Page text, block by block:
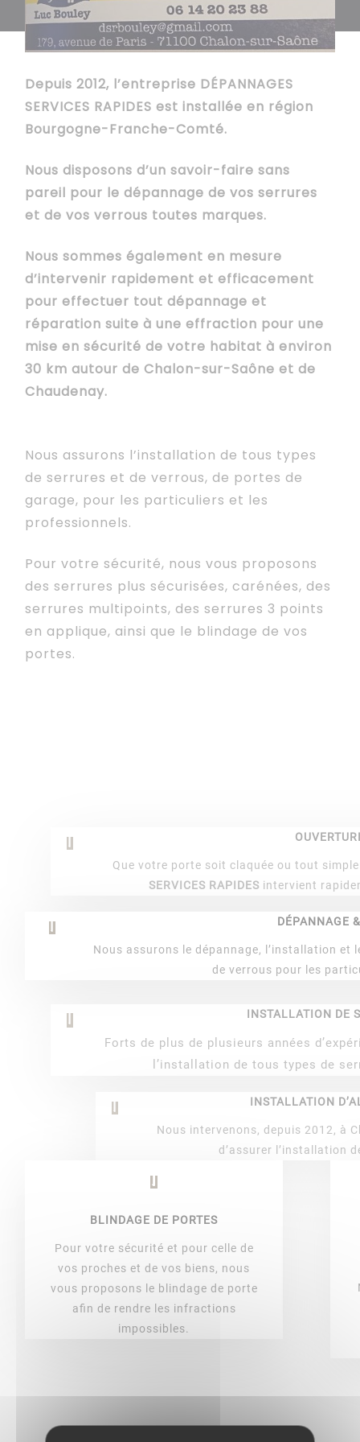
Depuis 2012, l’entreprise DÉPANNAGES
SERVICES RAPIDES est installée en région
Bourgogne-Franche-Comté.
Nous disposons d’un savoir-faire sans
pareil pour le dépannage de vos serrures
et de vos verrous toutes marques.
Nous sommes également en mesure
d’intervenir rapidement et efficacement
pour effectuer tout dépannage et
réparation suite à une effraction pour une
mise en sécurité de votre habitat à environ
30 km autour de Chalon-sur-Saône et de
Chaudenay.
Nous assurons l’installation de tous types
de serrures et de verrous, de portes de
garage, pour les particuliers et les
professionnels.
Pour votre sécurité, nous vous proposons
des serrures plus sécurisées, carénées, des
serrures multipoints, des serrures 3 points
en applique, ainsi que le blindage de vos
portes.
]
Que votre porte soit claquée ou tout
SERVICES RAPIDES intervient
] DÉPANNAGE
Nous assurons le dépannage, l’installation et
de verrous pour les
] INSTALLATION DE
Forts de plus de plusieurs années
l’installation de tous types de
] INSTALLATION
Nous intervenons, depuis 2012, à
d’assurer l’installation
]
BLINDAGE DE PORTES
Pour votre sécurité et pour celle de
vos proches et de vos biens, nous
vous proposons le blindage de porte
afin de rendre les infractions
impossibles.